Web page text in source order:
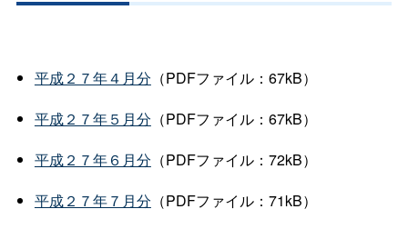
平成２７年４月分 （PDFファイル：67kB）
平成２７年５月分 （PDFファイル：67kB）
平成２７年６月分 （PDFファイル：72kB）
平成２７年７月分 （PDFファイル：71kB）